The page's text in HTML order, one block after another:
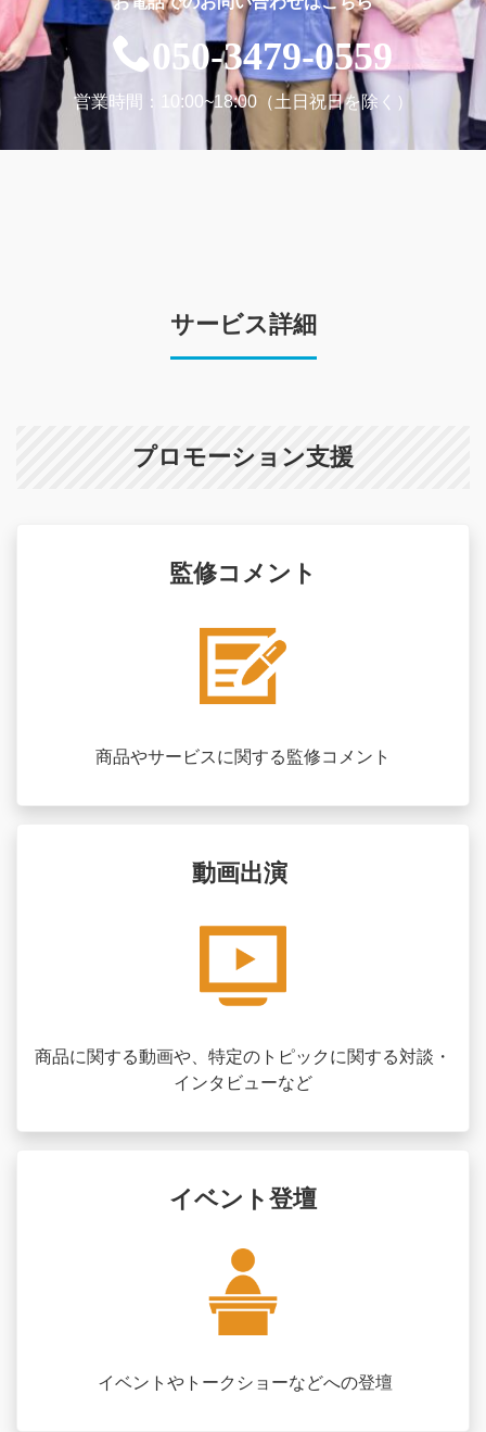
050-3479-0559
営業時間：10:00~18:00（土日祝日を除く）
サービス詳細
プロモーション支援
監修コメント
商品やサービスに関する監修コメント
動画出演
商品に関する動画や、特定のトピックに関する対談・
インタビューなど
イベント登壇
イベントやトークショーなどへの登壇